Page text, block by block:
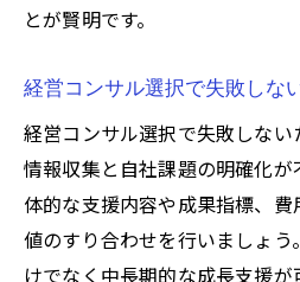
とが賢明です。
経営コンサル選択で失敗しな
経営コンサル選択で失敗しな
情報収集と自社課題の明確化
体的な支援内容や成果指標、
値のすり合わせを行いましょ
けでなく中長期的な成長支援